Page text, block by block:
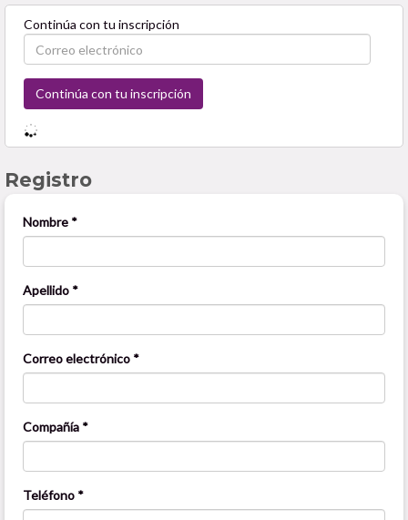
Continúa con tu inscripción
Registro
Nombre *
Apellido *
Correo electrónico *
Compañía *
Teléfono *